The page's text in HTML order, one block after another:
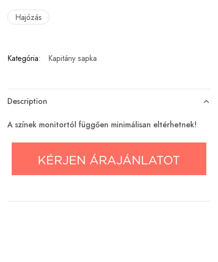
Hajózás
Kategória: Kapitány sapka
Description
A színek monitortól függően minimálisan eltérhetnek!